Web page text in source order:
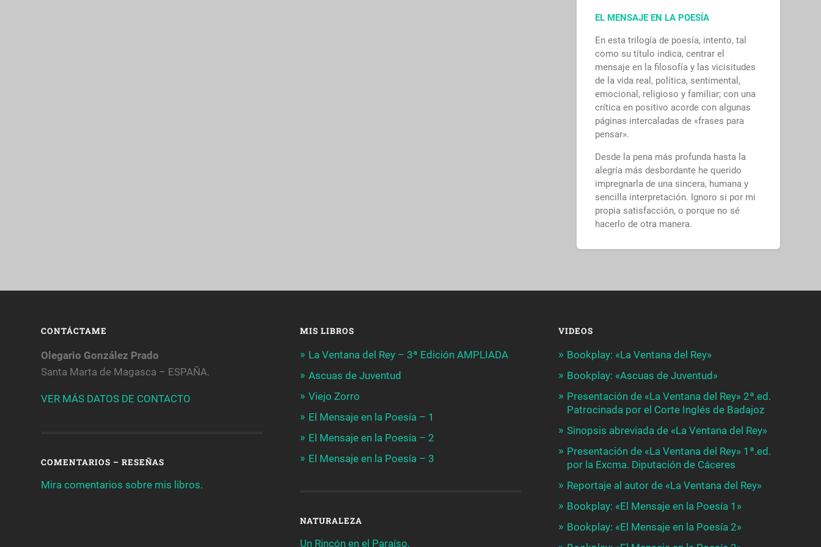
EL MENSAJE EN LA POESÍA
En esta trilogía de poesía, intento, tal
como su título indica, centrar el
mensaje en la filosofía y las vicisitudes
de la vida real, política, sentimental,
emocional, religioso y familiar; con una
crítica en positivo acorde con algunas
páginas intercaladas de «frases para
pensar».
Desde la pena más profunda hasta la
alegría más desbordante he querido
impregnarla de una sincera, humana y
sencilla interpretación. Ignoro si por mi
propia satisfacción, o porque no sé
hacerlo de otra manera.
CONTÁCTAME
Olegario González Prado
Santa Marta de Magasca – ESPAÑA.
VER MÁS DATOS DE CONTACTO
COMENTARIOS – RESEÑAS
Mira comentarios sobre mis libros.
MIS LIBROS
La Ventana del Rey – 3ª Edición AMPLIADA
Ascuas de Juventud
Viejo Zorro
El Mensaje en la Poesía – 1
El Mensaje en la Poesía – 2
El Mensaje en la Poesía – 3
NATURALEZA
Un Rincón en el Paraíso.
VIDEOS
Bookplay: «La Ventana del Rey»
Bookplay: «Ascuas de Juventud»
Presentación de «La Ventana del Rey» 2ª.ed.
Patrocinada por el Corte Inglés de Badajoz
Sinopsis abreviada de «La Ventana del Rey»
Presentación de «La Ventana del Rey» 1ª.ed.
por la Excma. Diputación de Cáceres
Reportaje al autor de «La Ventana del Rey»
Bookplay: «El Mensaje en la Poesía 1»
Bookplay: «El Mensaje en la Poesía 2»